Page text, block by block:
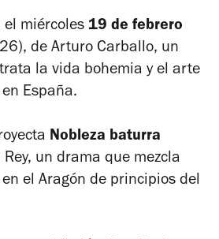
miércoles 19 de febrero
de Arturo Carballo, un
la vida bohemia y el arte
España.
Nobleza baturra
un drama que mezcla
el Aragón de principios del